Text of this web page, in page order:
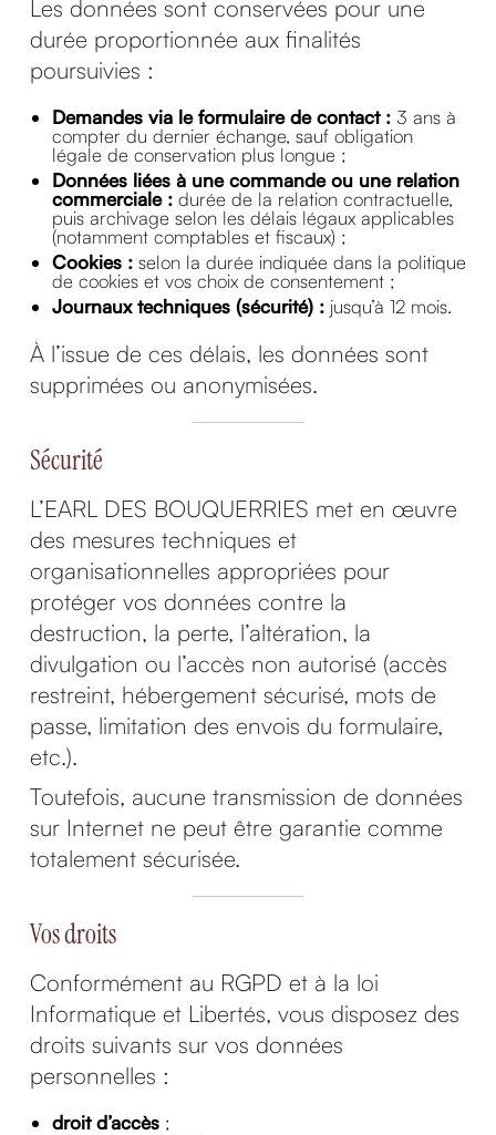
Les données sont conservées pour une
durée proportionnée aux finalités
poursuivies :
Demandes via le formulaire de contact :3 ans à
compter du dernier échange, sauf obligation
légale de conservation plus longue ;
Données liées à une commande ou une relation
commerciale :durée de la relation contractuelle,
puis archivage selon les délais légaux applicables
(notamment comptables et fiscaux) ;
Cookies :selon la durée indiquée dans la politique
de cookies et vos choix de consentement ;
Journaux techniques (sécurité) :jusqu’à 12 mois.
À l’issue de ces délais, les données sont
supprimées ou anonymisées.
Sécurité
L’EARL DES BOUQUERRIES met en œuvre
des mesures techniques et
organisationnelles appropriées pour
protéger vos données contre la
destruction, la perte, l’altération, la
divulgation ou l’accès non autorisé (accès
restreint, hébergement sécurisé, mots de
passe, limitation des envois du formulaire,
etc.).
Toutefois, aucune transmission de données
sur Internet ne peut être garantie comme
totalement sécurisée.
Vos droits
Conformément au RGPD et à la loi
Informatique et Libertés, vous disposez des
droits suivants sur vos données
personnelles :
droit d’accès;